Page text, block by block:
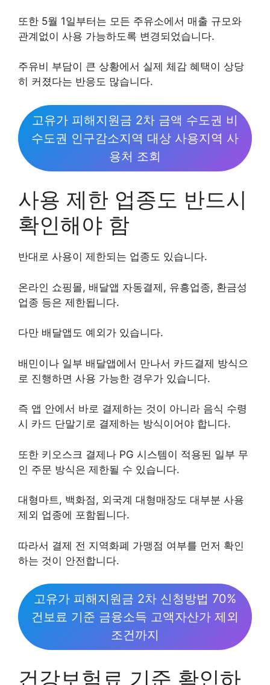
또한 5월 1일부터는 모든 주유소에서 매출 규모와
관계없이 사용 가능하도록 변경되었습니다.
주유비 부담이 큰 상황에서 실제 체감 혜택이 상당
히 커졌다는 반응도 많습니다.
고유가 피해지원금 2차 금액 수도권 비
수도권 인구감소지역 대상 사용지역 사
용처 조회
사용 제한 업종도 반드시
확인해야 함
반대로 사용이 제한되는 업종도 있습니다.
온라인 쇼핑몰, 배달앱 자동결제, 유흥업종, 환금성
업종 등은 제한됩니다.
다만 배달앱도 예외가 있습니다.
배민이나 일부 배달앱에서 만나서 카드결제 방식으
로 진행하면 사용 가능한 경우가 있습니다.
즉 앱 안에서 바로 결제하는 것이 아니라 음식 수령
시 카드 단말기로 결제하는 방식이어야 합니다.
또한 키오스크 결제나 PG 시스템이 적용된 일부 무
인 주문 방식은 제한될 수 있습니다.
대형마트, 백화점, 외국계 대형매장도 대부분 사용
제외 업종에 포함됩니다.
따라서 결제 전 지역화폐 가맹점 여부를 먼저 확인
하는 것이 안전합니다.
고유가 피해지원금 2차 신청방법 70%
건보료 기준 금융소득 고액자산가 제외
조건까지
건강보험료 기준 확인하